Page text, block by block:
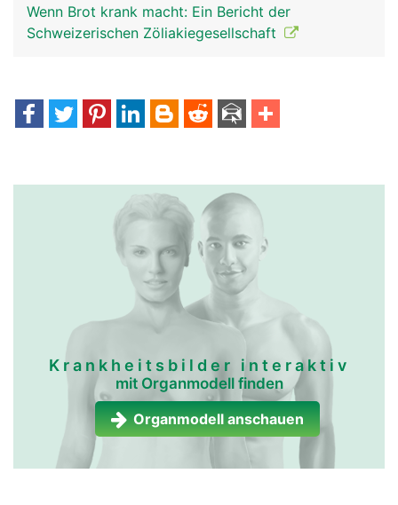
Wenn Brot krank macht: Ein Bericht der
Schweizerischen Zöliakiegesellschaft
Krankheitsbilder interaktiv
mit Organmodell finden
Organmodell anschauen